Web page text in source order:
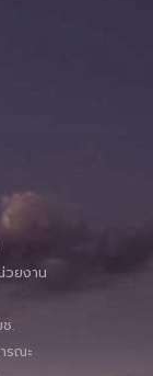
วยงาน
.
รณะ